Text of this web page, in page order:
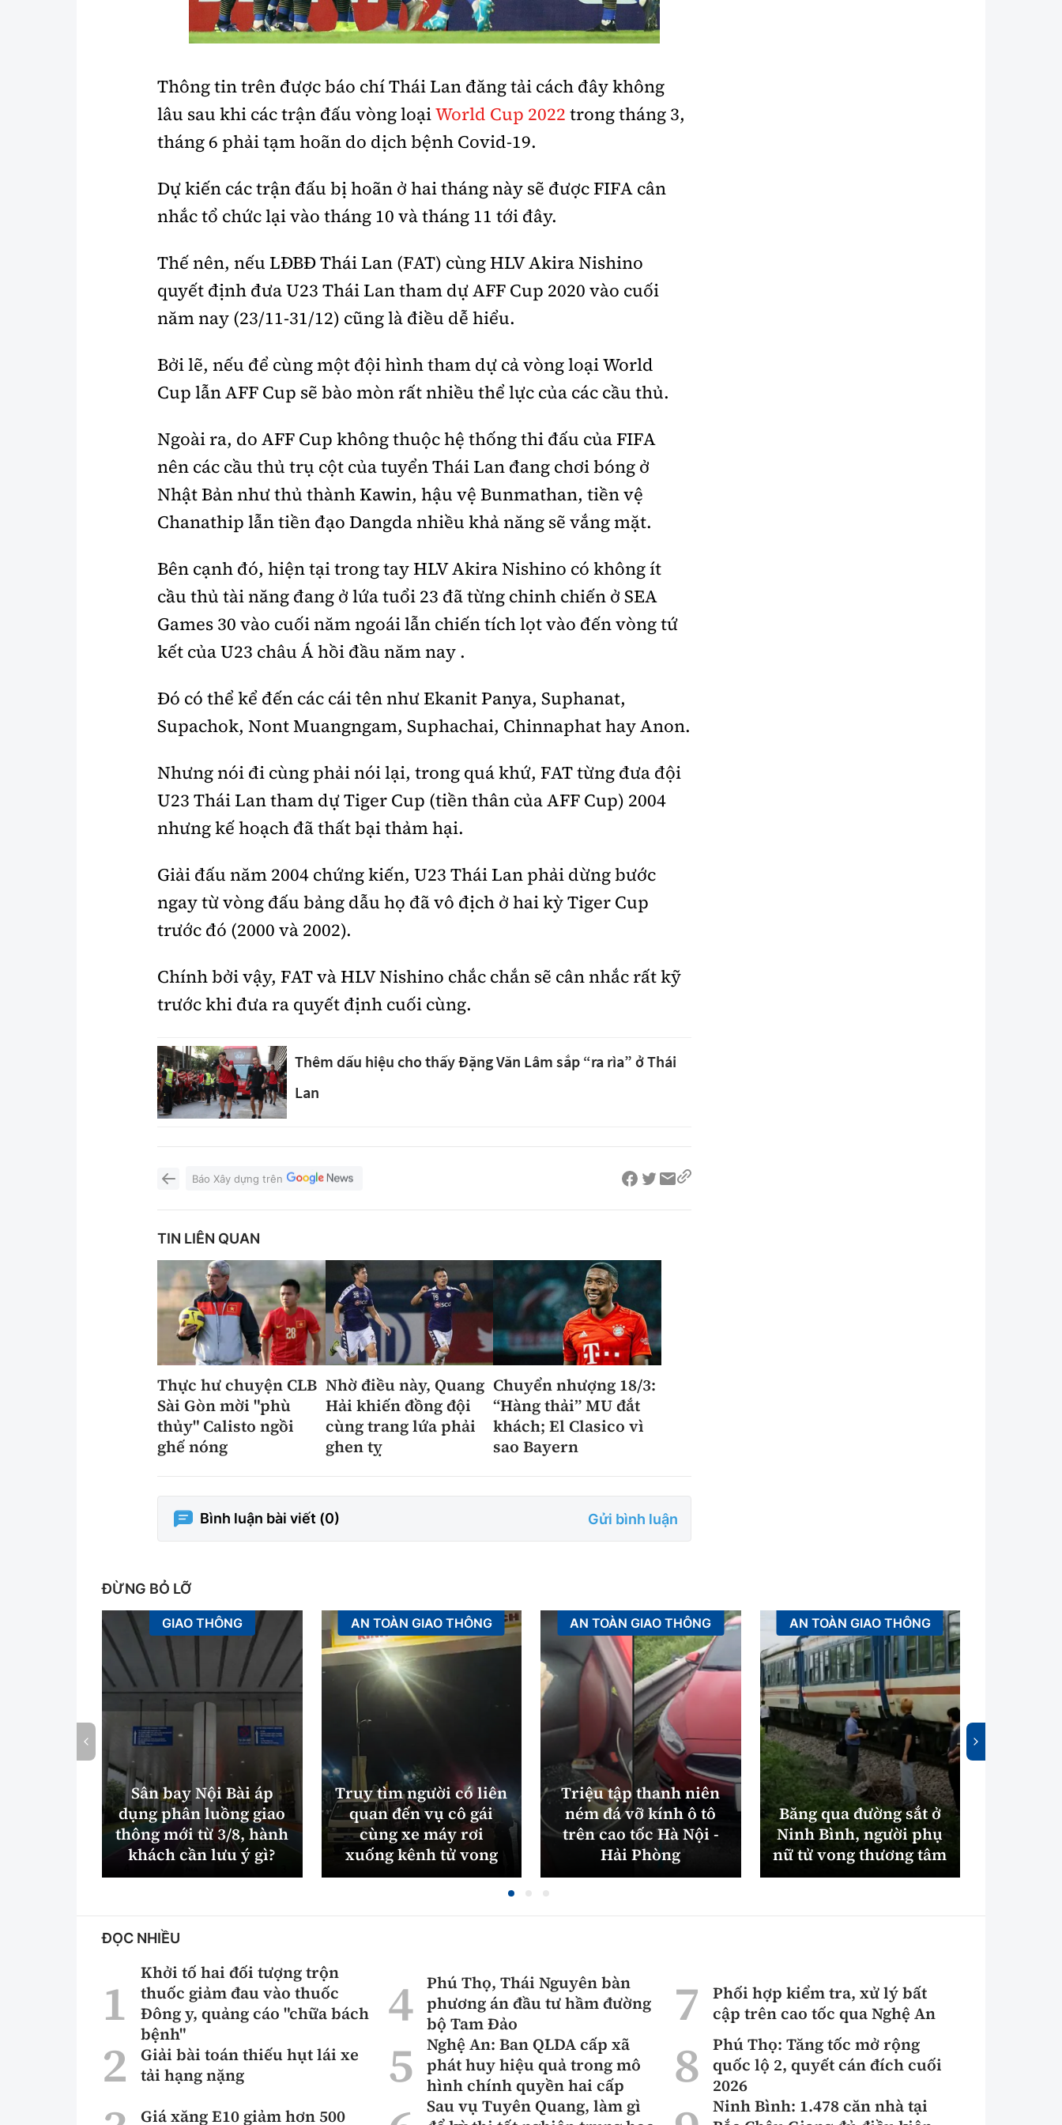
Lao động - Công đoàn
Showbiz
Âm nhạc
Bình luận
360 độ thể thao
Sản phẩm mới
Tư vấn
Thời sự Quốc tế
Hồ sơ tài liệu
Thế giới giao thông
Thế giới xây dựng
Đi ++
Du lịch
Khám phá
Lối sống
Ẩm thực
Video
Thời sự
Khám phá
Camera giao thông
Câu chuyện giao thông
Lăng kính xây dựng
Giải trí - Thể thao
Thông tin trên được báo chí Thái Lan đăng tải cách đây không
lâu sau khi các trận đấu vòng loạiWorld Cup 2022 trong tháng 3,
tháng 6 phải tạm hoãn do dịch bệnh Covid-19.
Dự kiến các trận đấu bị hoãn ở hai tháng này sẽ được FIFA cân
nhắc tổ chức lại vào tháng 10 và tháng 11 tới đây.
Thế nên, nếu LĐBĐ Thái Lan (FAT) cùng HLV Akira Nishino
quyết định đưa U23 Thái Lan tham dự AFF Cup 2020 vào cuối
năm nay (23/11-31/12) cũng là điều dễ hiểu.
Bởi lẽ, nếu để cùng một đội hình tham dự cả vòng loại World
Cup lẫn AFF Cup sẽ bào mòn rất nhiều thể lực của các cầu thủ.
Ngoài ra, do AFF Cup không thuộc hệ thống thi đấu của FIFA
nên các cầu thủ trụ cột của tuyển Thái Lan đang chơi bóng ở
Nhật Bản như thủ thành Kawin, hậu vệ Bunmathan, tiền vệ
Chanathip lẫn tiền đạo Dangda nhiều khả năng sẽ vắng mặt.
Bên cạnh đó, hiện tại trong tay HLV Akira Nishino có không ít
cầu thủ tài năng đang ở lứa tuổi 23 đã từng chinh chiến ở SEA
Games 30 vào cuối năm ngoái lẫn chiến tích lọt vào đến vòng tứ
kết của U23 châu Á hồi đầu năm nay .
Đó có thể kể đến các cái tên như Ekanit Panya, Suphanat,
Supachok, Nont Muangngam, Suphachai, Chinnaphat hay Anon.
Nhưng nói đi cùng phải nói lại, trong quá khứ, FAT từng đưa đội
U23 Thái Lan tham dự Tiger Cup (tiền thân của AFF Cup) 2004
nhưng kế hoạch đã thất bại thảm hại.
Giải đấu năm 2004 chứng kiến, U23 Thái Lan phải dừng bước
ngay từ vòng đấu bảng dẫu họ đã vô địch ở hai kỳ Tiger Cup
trước đó (2000 và 2002).
Chính bởi vậy, FAT và HLV Nishino chắc chắn sẽ cân nhắc rất kỹ
trước khi đưa ra quyết định cuối cùng.
Thêm dấu hiệu cho thấy Đặng Văn Lâm sắp “ra rìa” ở Thái
Lan
Báo Xây dựng trên
TIN LIÊN QUAN
Thực hư chuyện CLB
Sài Gòn mời "phù
thủy" Calisto ngồi
ghế nóng
Nhờ điều này, Quang
Hải khiến đồng đội
cùng trang lứa phải
ghen tỵ
Chuyển nhượng 18/3:
“Hàng thải” MU đắt
khách; El Clasico vì
sao Bayern
Bình luận bài viết (0) Gửi bình luận
ĐỪNG BỎ LỠ
GIAO THÔNG
Sân bay Nội Bài áp
dụng phân luồng giao
thông mới từ 3/8, hành
khách cần lưu ý gì?
AN TOÀN GIAO THÔNG
Truy tìm người có liên
quan đến vụ cô gái
cùng xe máy rơi
xuống kênh tử vong
AN TOÀN GIAO THÔNG
Triệu tập thanh niên
ném đá vỡ kính ô tô
trên cao tốc Hà Nội -
Hải Phòng
AN TOÀN GIAO THÔNG
Băng qua đường sắt ở
Ninh Bình, người phụ
nữ tử vong thương tâm
ĐỌC NHIỀU
Khởi tố hai đối tượng trộn
thuốc giảm đau vào thuốc
Đông y, quảng cáo "chữa bách
bệnh"
Giải bài toán thiếu hụt lái xe
tải hạng nặng
Giá xăng E10 giảm hơn 500
Phú Thọ, Thái Nguyên bàn
phương án đầu tư hầm đường
bộ Tam Đảo
Nghệ An: Ban QLDA cấp xã
phát huy hiệu quả trong mô
hình chính quyền hai cấp
Sau vụ Tuyên Quang, làm gì
Phối hợp kiểm tra, xử lý bất
cập trên cao tốc qua Nghệ An
Phú Thọ: Tăng tốc mở rộng
quốc lộ 2, quyết cán đích cuối
2026
Ninh Bình: 1.478 căn nhà tại